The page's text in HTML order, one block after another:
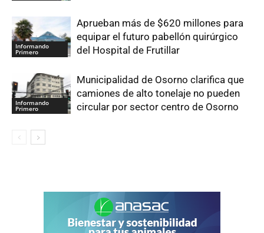
Informando
Primero
Aprueban más de $620 millones para
equipar el futuro pabellón quirúrgico
del Hospital de Frutillar
Informando
Primero
Municipalidad de Osorno clarifica que
camiones de alto tonelaje no pueden
circular por sector centro de Osorno